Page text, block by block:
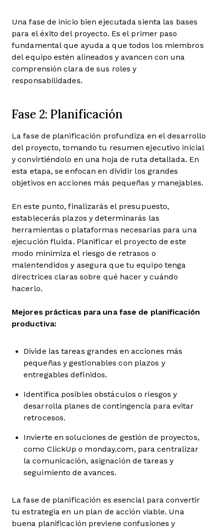
Una fase de inicio bien ejecutada sienta las bases
para el éxito del proyecto. Es el primer paso
fundamental que ayuda a que todos los miembros
del equipo estén alineados y avancen con una
comprensión clara de sus roles y
responsabilidades.
Fase 2: Planificación
La fase de planificación profundiza en el desarrollo
del proyecto, tomando tu resumen ejecutivo inicial
y convirtiéndolo en una hoja de ruta detallada. En
esta etapa, se enfocan en dividir los grandes
objetivos en acciones más pequeñas y manejables.
En este punto, finalizarás el presupuesto,
establecerás plazos y determinarás las
herramientas o plataformas necesarias para una
ejecución fluida. Planificar el proyecto de este
modo minimiza el riesgo de retrasos o
malentendidos y asegura que tu equipo tenga
directrices claras sobre qué hacer y cuándo
hacerlo.
Mejores prácticas para una fase de planificación
productiva:
Divide las tareas grandes en acciones más
pequeñas y gestionables con plazos y
entregables definidos.
Identifica posibles obstáculos o riesgos y
desarrolla planes de contingencia para evitar
retrocesos.
Invierte en soluciones de gestión de proyectos,
como ClickUp o monday.com, para centralizar
la comunicación, asignación de tareas y
seguimiento de avances.
La fase de planificación es esencial para convertir
tu estrategia en un plan de acción viable. Una
buena planificación previene confusiones y